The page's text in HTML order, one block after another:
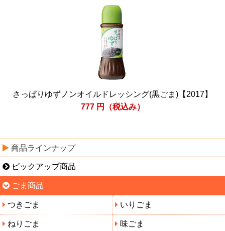
さっぱりゆずノンオイルドレッシング(黒ごま)【2017】
777 円（税込み）
商品ラインナップ
ピックアップ商品
ごま商品
つきごま いりごま
ねりごま 味ごま